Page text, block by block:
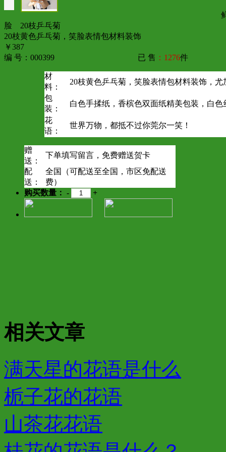
脸 20枝乒乓菊
20枝黄色乒乓菊，笑脸表情包材料装饰
￥387
编 号：000399
已 售 ：1276件
材
料：
20枝黄色乒乓菊，笑脸表情包材料装饰，尤
包
装：
白色手揉纸，香槟色双面纸精美包装，白色
花
语：
世界万物，都抵不过你莞尔一笑！
赠
送：
下单填写留言，免费赠送贺卡
配
送：
全国（可配送至全国，市区免配送
费）
购买数量： - +
相关文章
满天星的花语是什么
栀子花的花语
山茶花花语